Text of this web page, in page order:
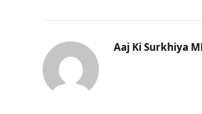
Aaj Ki Surkhiya